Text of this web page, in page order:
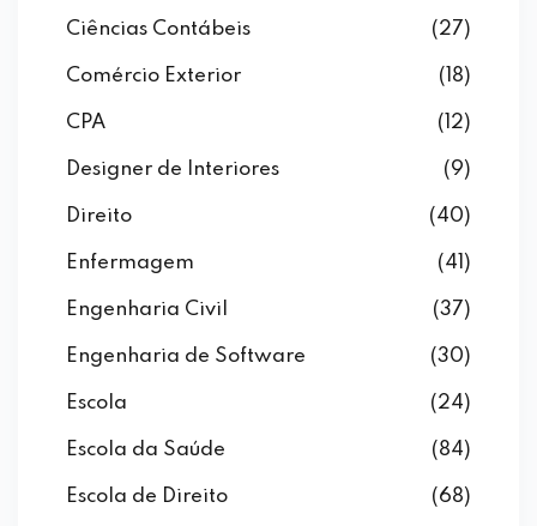
Ciências Contábeis (27)
Comércio Exterior (18)
CPA (12)
Designer de Interiores (9)
Direito (40)
Enfermagem (41)
Engenharia Civil (37)
Engenharia de Software (30)
Escola (24)
Escola da Saúde (84)
Escola de Direito (68)